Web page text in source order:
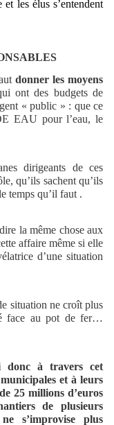
les élus s’entendent
donner les moyens
ont des budgets de
« public » : que ce
EAU pour l’eau, le
dirigeants de ces
qu’ils sachent qu’ils
temps qu’il faut .
la même chose aux
affaire même si elle
d’une situation
situation ne croît plus
face au pot de fer…
donc à travers cet
et à leurs
25 millions d’euros
de plusieurs
s’improvise plus